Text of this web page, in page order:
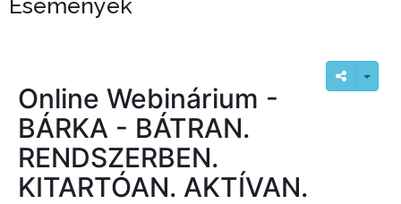
Események
Online Webinárium -
BÁRKA - BÁTRAN.
RENDSZERBEN.
KITARTÓAN. AKTÍVAN.